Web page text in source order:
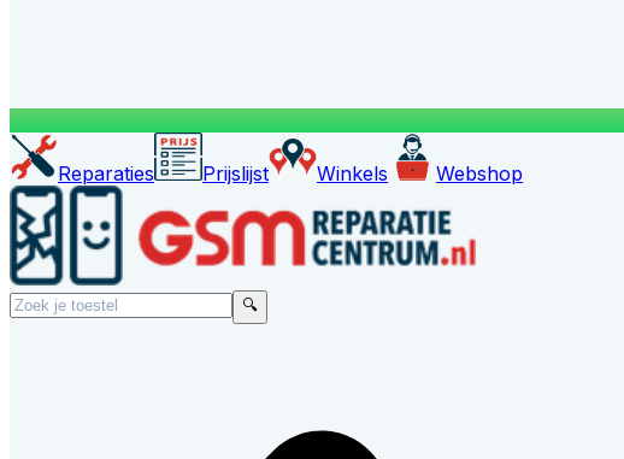
Reparaties Prijslijst Winkels Webshop
🔍